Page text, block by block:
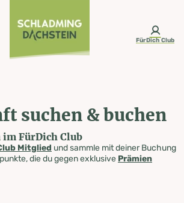
FürDich Club
suchen & buchen
FürDich Club
Mitglied und sammle mit deiner Buchung
die du gegen exklusive Prämien